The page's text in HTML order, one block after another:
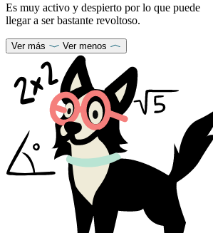
Es muy activo y despierto por lo que puede
llegar a ser bastante revoltoso.
Ver más Ver menos